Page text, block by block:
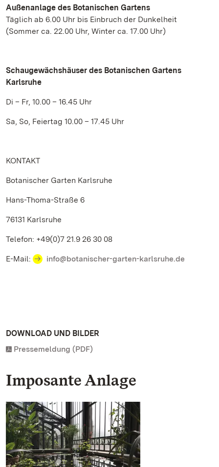
Außenanlage des Botanischen Gartens
Täglich ab 6.00 Uhr bis Einbruch der Dunkelheit
(Sommer ca. 22.00 Uhr, Winter ca. 17.00 Uhr)
Schaugewächshäuser des Botanischen Gartens
Karlsruhe
Di – Fr, 10.00 – 16.45 Uhr
Sa, So, Feiertag 10.00 – 17.45 Uhr
KONTAKT
Botanischer Garten Karlsruhe
Hans-Thoma-Straße 6
76131 Karlsruhe
Telefon: +49(0)7 21.9 26 30 08
E-Mail: info@botanischer-garten-karlsruhe.de
DOWNLOAD UND BILDER
Pressemeldung (PDF)
Imposante Anlage